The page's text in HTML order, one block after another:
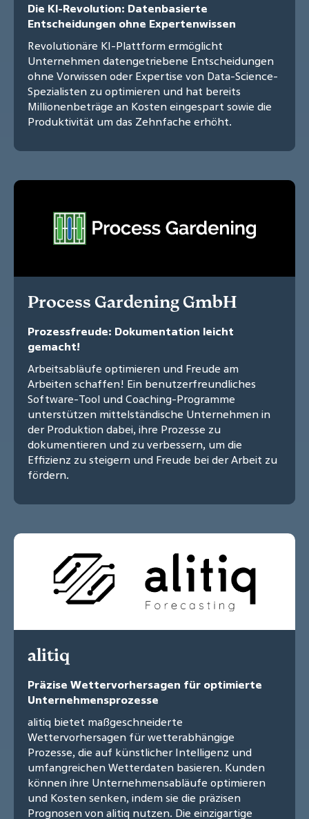
Die KI-Revolution: Datenbasierte
Entscheidungen ohne Expertenwissen
Revolutionäre KI-Plattform ermöglicht
Unternehmen datengetriebene Entscheidungen
ohne Vorwissen oder Expertise von Data-Science-
Spezialisten zu optimieren und hat bereits
Millionenbeträge an Kosten eingespart sowie die
Produktivität um das Zehnfache erhöht.
Process Gardening GmbH
Prozessfreude: Dokumentation leicht
gemacht!
Arbeitsabläufe optimieren und Freude am
Arbeiten schaffen! Ein benutzerfreundliches
Software-Tool und Coaching-Programme
unterstützen mittelständische Unternehmen in
der Produktion dabei, ihre Prozesse zu
dokumentieren und zu verbessern, um die
Effizienz zu steigern und Freude bei der Arbeit zu
fördern.
alitiq
Präzise Wettervorhersagen für optimierte
Unternehmensprozesse
alitiq bietet maßgeschneiderte
Wettervorhersagen für wetterabhängige
Prozesse, die auf künstlicher Intelligenz und
umfangreichen Wetterdaten basieren. Kunden
können ihre Unternehmensabläufe optimieren
und Kosten senken, indem sie die präzisen
Prognosen von alitiq nutzen. Die einzigartige